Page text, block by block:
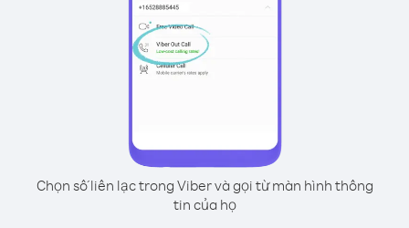
Chọn số liên lạc trong Viber và gọi từ màn hình thông
tin của họ